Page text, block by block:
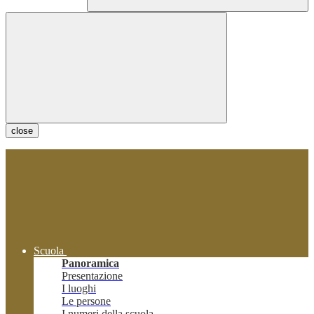
close
Scuola
Panoramica
Presentazione
I luoghi
Le persone